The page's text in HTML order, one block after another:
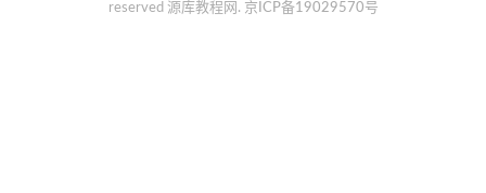
reserved 源库教程网. 京ICP备19029570号